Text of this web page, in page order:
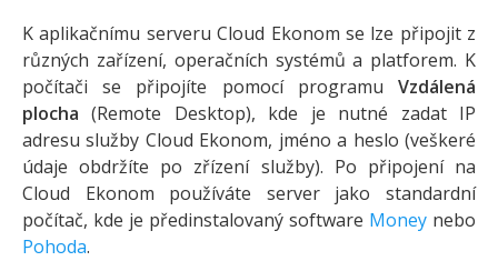
K aplikačnímu serveru Cloud Ekonom se lze připojit z
různých zařízení, operačních systémů a platforem. K
počítači se připojíte pomocí programu Vzdálená
plocha (Remote Desktop), kde je nutné zadat IP
adresu služby Cloud Ekonom, jméno a heslo (veškeré
údaje obdržíte po zřízení služby). Po připojení na
Cloud Ekonom používáte server jako standardní
počítač, kde je předinstalovaný software Money nebo
Pohoda.